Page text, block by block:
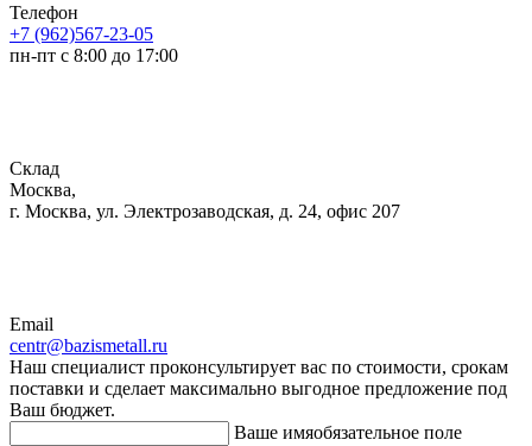
Телефон
+7 (962)567-23-05
пн-пт с 8:00 до 17:00
Склад
Москва,
г. Москва, ул. Электрозаводская, д. 24, офис 207
Email
centr@bazismetall.ru
Наш специалист проконсультирует вас по стоимости, срокам
поставки и сделает максимально выгодное предложение под
Ваш бюджет.
Ваше имяобязательное поле